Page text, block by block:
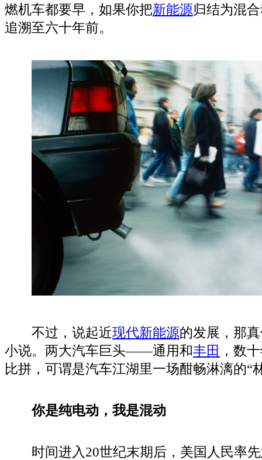
燃机车都要早，如果你把新能源归结为混
追溯至六十年前。
不过，说起近现代新能源的发展，那
小说。两大汽车巨头——通用和丰田 ，数
比拼，可谓是汽车江湖里一场酣畅淋漓的“
你是纯电动，我是混动
时间进入20世纪末期后，美国人民率先